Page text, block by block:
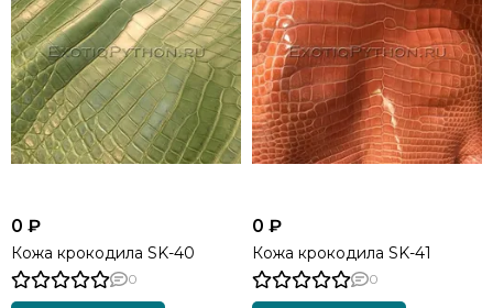
0 ₽
Кожа крокодила SK-40
0
0 ₽
Кожа крокодила SK-41
0